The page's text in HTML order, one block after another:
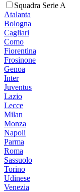
Squadra Serie A
Atalanta
Bologna
Cagliari
Como
Fiorentina
Frosinone
Genoa
Inter
Juventus
Lazio
Lecce
Milan
Monza
Napoli
Parma
Roma
Sassuolo
Torino
Udinese
Venezia